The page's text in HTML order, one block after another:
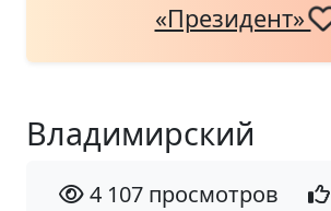
«Президент»
Владимирский
4 107 просмотров